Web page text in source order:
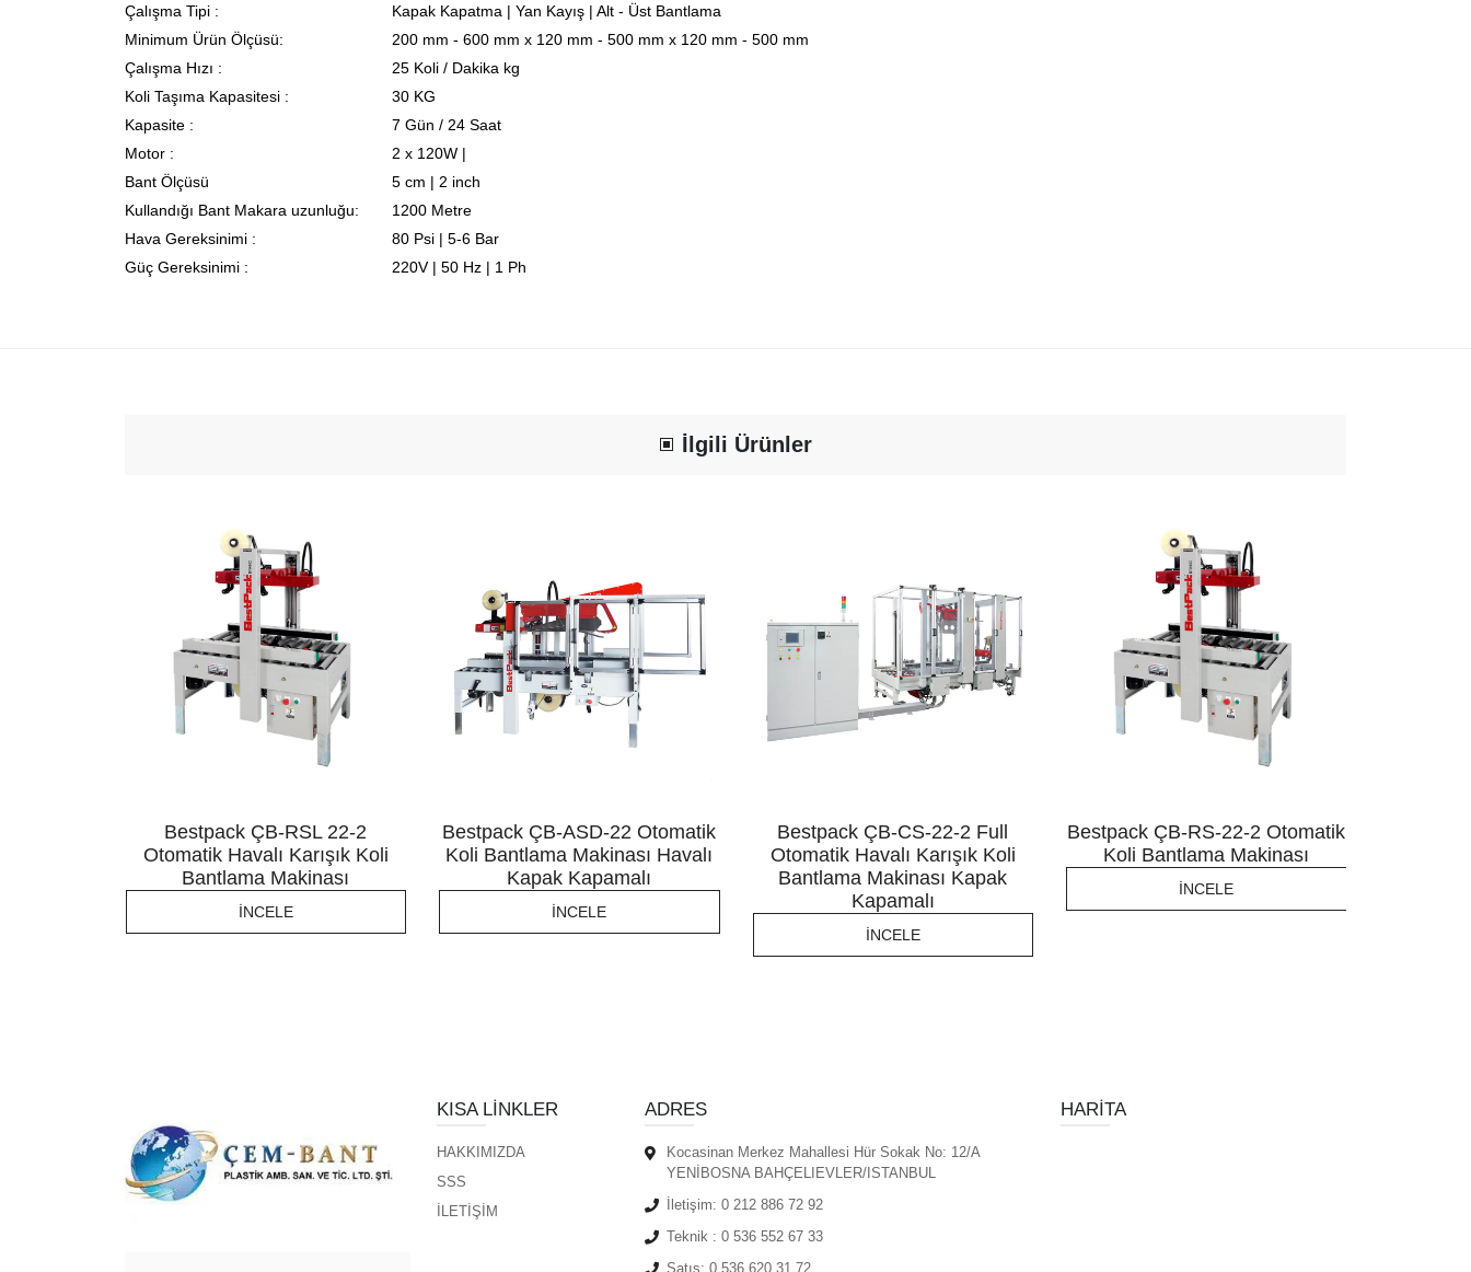
Çalışma Tipi :
Kapak Kapatma | Yan Kayış | Alt - Üst Bantlama
Minimum Ürün Ölçüsü:
200 mm - 600 mm x 120 mm - 500 mm x 120 mm - 500 mm
Çalışma Hızı :
25 Koli / Dakika kg
Koli Taşıma Kapasitesi :
30 KG
Kapasite :
7 Gün / 24 Saat
Motor :
2 x 120W |
Bant Ölçüsü
5 cm | 2 inch
Kullandığı Bant Makara uzunluğu:
1200 Metre
Hava Gereksinimi :
80 Psi | 5-6 Bar
Güç Gereksinimi :
220V | 50 Hz | 1 Ph
İlgili Ürünler
Bestpack ÇB-RSL 22-2
Otomatik Havalı Karışık Koli
Bantlama Makinası
İNCELE
Bestpack ÇB-ASD-22 Otomatik
Koli Bantlama Makinası Havalı
Kapak Kapamalı
İNCELE
Bestpack ÇB-CS-22-2 Full
Otomatik Havalı Karışık Koli
Bantlama Makinası Kapak
Kapamalı
İNCELE
Bestpack ÇB-RS-22-2 Otomatik
Koli Bantlama Makinası
İNCELE
KISA LINKLER
HAKKIMIZDA
SSS
İLETİŞİM
ADRES
Kocasinan Merkez Mahallesi Hür Sokak No: 12/A
YENİBOSNA BAHÇELIEVLER/ISTANBUL
İletişim: 0 212 886 72 92
Teknik : 0 536 552 67 33
Satış: 0 536 620 31 72
HARITA